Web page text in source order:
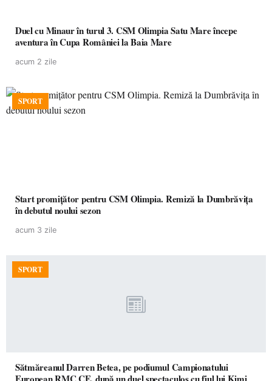
Duel cu Minaur în turul 3. CSM Olimpia Satu Mare începe
aventura în Cupa României la Baia Mare
acum 2 zile
SPORT
Start promițător pentru CSM Olimpia. Remiză la Dumbrăvița
în debutul noului sezon
acum 3 zile
SPORT
Sătmăreanul Darren Betea, pe podiumul Campionatului